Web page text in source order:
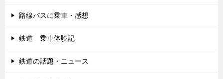
路線バスに乗車・感想
鉄道 乗車体験記
鉄道の話題・ニュース